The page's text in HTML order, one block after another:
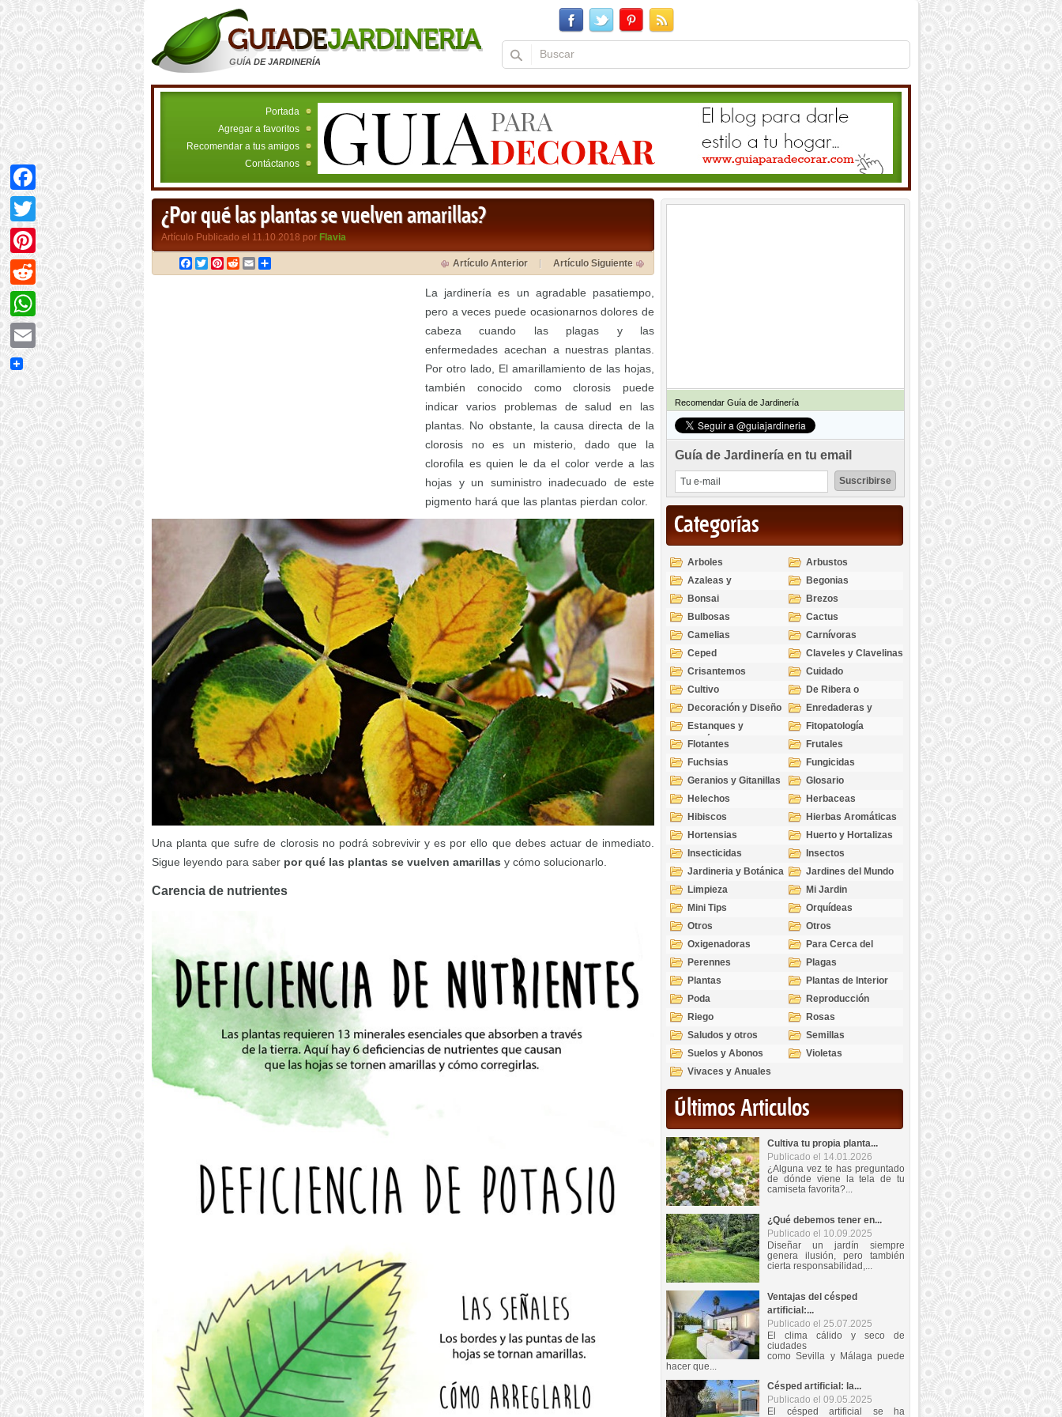
GUÍA DE JARDINERÍA
Portada
Agregar a favoritos
Recomendar a tus amigos
Contáctanos
¿Por qué las plantas se vuelven amarillas?
Artículo Publicado el 11.10.2018 por Flavia
Facebook
TwitterPinterest
RedditEmail Artículo Anterior Artículo Siguiente
La jardinería es un agradable pasatiempo,
pero a veces puede ocasionarnos dolores de
cabeza cuando las plagas y las
enfermedades acechan a nuestras plantas.
Por otro lado, El amarillamiento de las hojas,
también conocido como clorosis puede
indicar varios problemas de salud en las
plantas. No obstante, la causa directa de la
clorosis no es un misterio, dado que la
clorofila es quien le da el color verde a las
hojas y un suministro inadecuado de este
pigmento hará que las plantas pierdan color.
Una planta que sufre de clorosis no podrá sobrevivir y es por ello que debes actuar de inmediato.
Sigue leyendo para saber por qué las plantas se vuelven amarillas y cómo solucionarlo.
Carencia de nutrientes
Recomendar Guía de Jardinería
Guía de Jardinería en tu email
Categorías
Arboles
Arbustos
Azaleas y
Rododendros
Begonias
Bonsai
Brezos
Bulbosas
Cactus
Camelias
Carnívoras
Ceped
Claveles y Clavelinas
Crisantemos
Cuidado
Cultivo
De Ribera o
Palustres
Decoración y Diseño
Enredaderas y
cubresuelos
Estanques y
Acuáticas
Fitopatología
Flotantes
Frutales
Fuchsias
Fungicidas
Geranios y Gitanillas
Glosario
Helechos
Herbaceas
Hibiscos
Hierbas Aromáticas
Hortensias
Huerto y Hortalizas
Insecticidas
Insectos
Jardineria y Botánica
Jardines del Mundo
Limpieza
Mi Jardin
Mini Tips
Orquídeas
Otros
Otros
Oxigenadoras
Para Cerca del
Estanque
Perennes
Plagas
Plantas
Plantas de Interior
Poda
Reproducción
Riego
Rosas
Saludos y otros
temas
Semillas
Suelos y Abonos
Violetas
Vivaces y Anuales
Últimos Articulos
Cultiva tu propia planta...
Publicado el 14.01.2026
¿Alguna vez te has preguntado
de dónde viene la tela de tu
camiseta favorita?...
¿Qué debemos tener en...
Publicado el 10.09.2025
Diseñar un jardín siempre
genera ilusión, pero también
cierta responsabilidad,...
Ventajas del césped
artificial:...
Publicado el 25.07.2025
El clima cálido y seco de
ciudades
como Sevilla y Málaga puede
hacer que...
Césped artificial: la...
Publicado el 09.05.2025
El césped artificial se ha
Facebook
Twitter
Pinterest
Reddit
WhatsApp
Email